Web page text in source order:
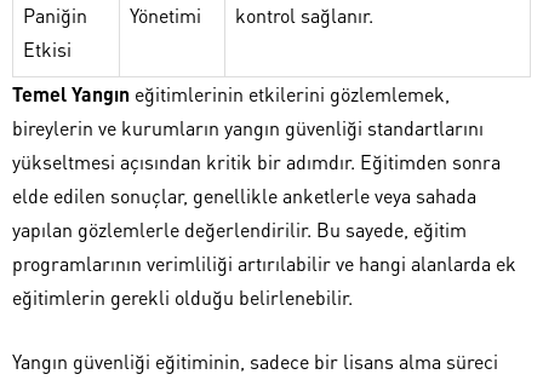
Paniğin
Etkisi
Yönetimi
kontrol sağlanır.
Temel Yangın eğitimlerinin etkilerini gözlemlemek,
bireylerin ve kurumların yangın güvenliği standartlarını
yükseltmesi açısından kritik bir adımdır. Eğitimden sonra
elde edilen sonuçlar, genellikle anketlerle veya sahada
yapılan gözlemlerle değerlendirilir. Bu sayede, eğitim
programlarının verimliliği artırılabilir ve hangi alanlarda ek
eğitimlerin gerekli olduğu belirlenebilir.
Yangın güvenliği eğitiminin, sadece bir lisans alma süreci